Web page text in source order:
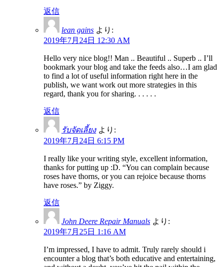
返信
lean gains より:
2019年7月24日 12:30 AM
Hello very nice blog!! Man .. Beautiful .. Superb .. I’ll
bookmark your blog and take the feeds also…I am glad
to find a lot of useful information right here in the
publish, we want work out more strategies in this
regard, thank you for sharing. . . . . .
返信
รับจัดเลี้ยง より:
2019年7月24日 6:15 PM
I really like your writing style, excellent information,
thanks for putting up :D. “You can complain because
roses have thorns, or you can rejoice because thorns
have roses.” by Ziggy.
返信
John Deere Repair Manuals より:
2019年7月25日 1:16 AM
I’m impressed, I have to admit. Truly rarely should i
encounter a blog that’s both educative and entertaining,